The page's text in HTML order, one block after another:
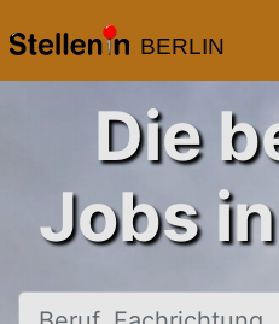
BERLIN
Die
Jobs
Beruf, Fachrichtung, Firma